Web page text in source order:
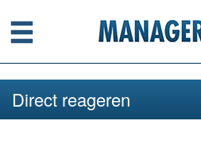
Menu
Direct reageren